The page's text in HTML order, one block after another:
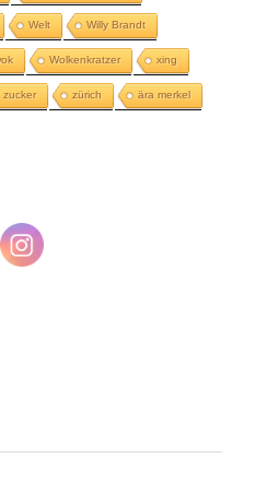
Welt Willy Brandt
Wolkenkratzer xing
zucker zürich ära merkel